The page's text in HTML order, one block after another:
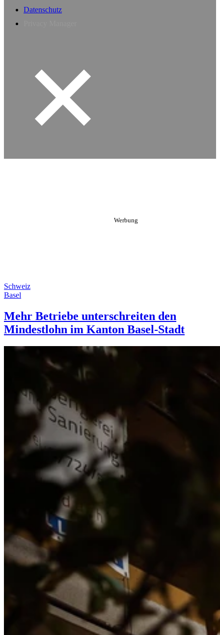
Datenschutz
Schweiz
Basel
Mehr Betriebe unterschreiten den
Mindestlohn im Kanton Basel-Stadt